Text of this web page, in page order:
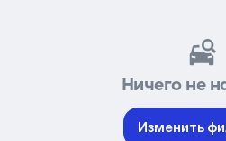
Ничего не
Изменить